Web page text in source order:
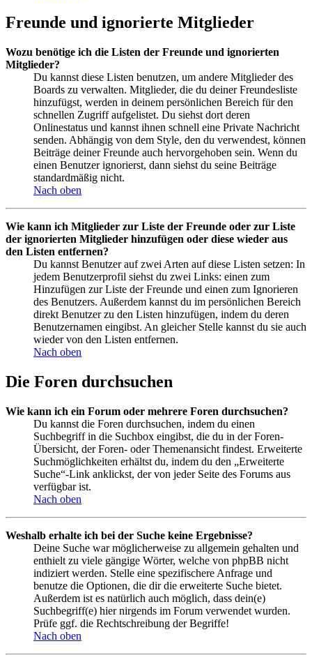
Freunde und ignorierte Mitglieder
Wozu benötige ich die Listen der Freunde und ignorierten
Mitglieder?
Du kannst diese Listen benutzen, um andere Mitglieder des
Boards zu verwalten. Mitglieder, die du deiner Freundesliste
hinzufügst, werden in deinem persönlichen Bereich für den
schnellen Zugriff aufgelistet. Du siehst dort deren
Onlinestatus und kannst ihnen schnell eine Private Nachricht
senden. Abhängig von dem Style, den du verwendest, können
Beiträge deiner Freunde auch hervorgehoben sein. Wenn du
einen Benutzer ignorierst, dann siehst du seine Beiträge
standardmäßig nicht.
Nach oben
Wie kann ich Mitglieder zur Liste der Freunde oder zur Liste
der ignorierten Mitglieder hinzufügen oder diese wieder aus
den Listen entfernen?
Du kannst Benutzer auf zwei Arten auf diese Listen setzen: In
jedem Benutzerprofil siehst du zwei Links: einen zum
Hinzufügen zur Liste der Freunde und einen zum Ignorieren
des Benutzers. Außerdem kannst du im persönlichen Bereich
direkt Benutzer zu den Listen hinzufügen, indem du deren
Benutzernamen eingibst. An gleicher Stelle kannst du sie auch
wieder von den Listen entfernen.
Nach oben
Die Foren durchsuchen
Wie kann ich ein Forum oder mehrere Foren durchsuchen?
Du kannst die Foren durchsuchen, indem du einen
Suchbegriff in die Suchbox eingibst, die du in der Foren-
Übersicht, der Foren- oder Themenansicht findest. Erweiterte
Suchmöglichkeiten erhältst du, indem du den „Erweiterte
Suche“-Link anklickst, der von jeder Seite des Forums aus
verfügbar ist.
Nach oben
Weshalb erhalte ich bei der Suche keine Ergebnisse?
Deine Suche war möglicherweise zu allgemein gehalten und
enthielt zu viele gängige Wörter, welche von phpBB nicht
indiziert werden. Stelle eine spezifischere Anfrage und
benutze die Optionen, die dir die erweiterte Suche bietet.
Außerdem ist es natürlich auch möglich, dass dein(e)
Suchbegriff(e) hier nirgends im Forum verwendet wurden.
Prüfe ggf. die Rechtschreibung der Begriffe!
Nach oben